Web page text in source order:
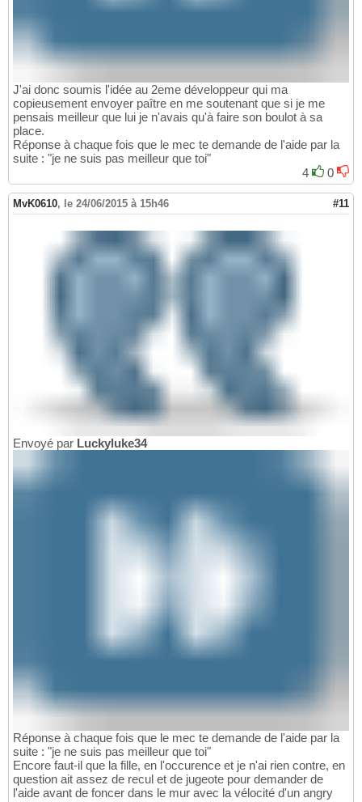
J'ai donc soumis l'idée au 2eme développeur qui ma
copieusement envoyer paître en me soutenant que si je me
pensais meilleur que lui je n'avais qu'à faire son boulot à sa
place.
Réponse à chaque fois que le mec te demande de l'aide par la
suite : "je ne suis pas meilleur que toi"
4
0
MvK0610, le 24/06/2015 à 15h46 #11
Envoyé par Luckyluke34
Réponse à chaque fois que le mec te demande de l'aide par la
suite : "je ne suis pas meilleur que toi"
Encore faut-il que la fille, en l'occurence et je n'ai rien contre, en
question ait assez de recul et de jugeote pour demander de
l'aide avant de foncer dans le mur avec la vélocité d'un angry